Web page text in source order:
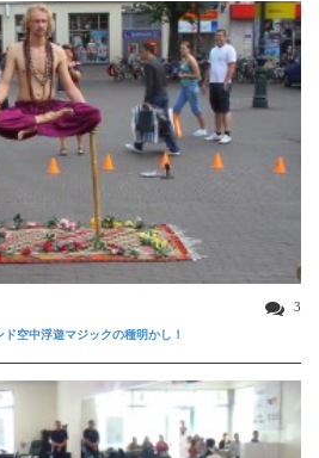
3
空中浮遊マジックの種明かし！